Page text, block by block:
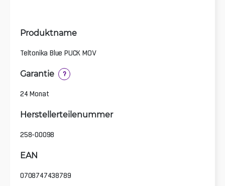
Produktname
Teltonika Blue PUCK MOV
Garantie ?
24 Monat
Herstellerteilenummer
258-00098
EAN
0708747438789